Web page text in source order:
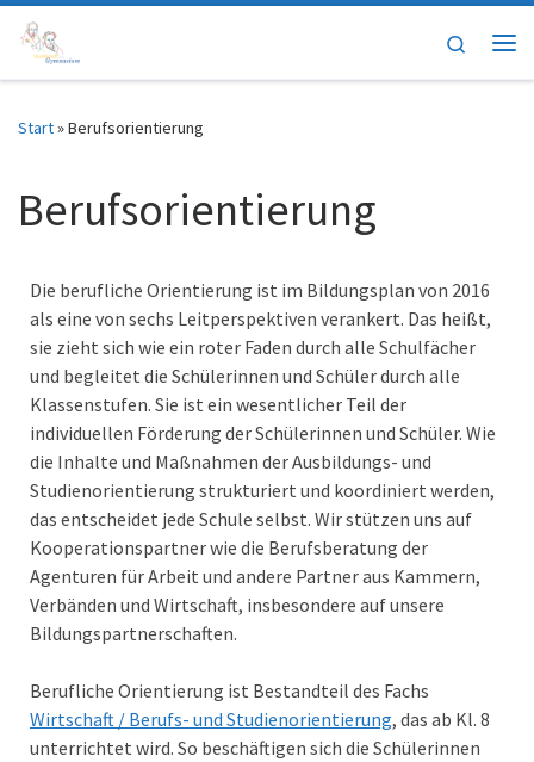
Zum Inhalt springen
Search
Start»Berufsorientierung
Berufsorientierung
Die berufliche Orientierung ist im Bildungsplan von 2016
als eine von sechs Leitperspektiven verankert. Das heißt,
sie zieht sich wie ein roter Faden durch alle Schulfächer
und begleitet die Schülerinnen und Schüler durch alle
Klassenstufen. Sie ist ein wesentlicher Teil der
individuellen Förderung der Schülerinnen und Schüler. Wie
die Inhalte und Maßnahmen der Ausbildungs- und
Studienorientierung strukturiert und koordiniert werden,
das entscheidet jede Schule selbst. Wir stützen uns auf
Kooperationspartner wie die Berufsberatung der
Agenturen für Arbeit und andere Partner aus Kammern,
Verbänden und Wirtschaft, insbesondere auf unsere
Bildungspartnerschaften.
Berufliche Orientierung ist Bestandteil des Fachs
Wirtschaft / Berufs- und Studienorientierung, das ab Kl. 8
unterrichtet wird. So beschäftigen sich die Schülerinnen